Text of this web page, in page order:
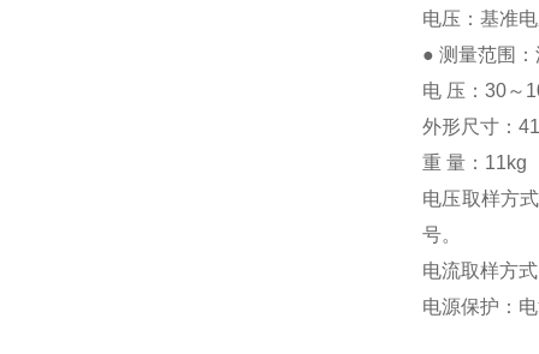
电压：基准
● 测量范围
电 压：30～
外形尺寸：
重 量：11kg
电压取样方
号。
电流取样方
电源保护：